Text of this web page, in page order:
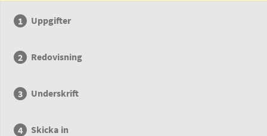
Uppgifter
Redovisning
Underskrift
Skicka in